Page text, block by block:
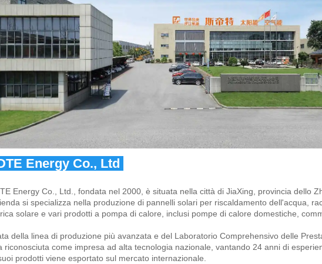
Energy Co., Ltd
Energy Co., Ltd., fondata nel 2000, è situata nella città di JiaXing, provincia dello
si specializza nella produzione di pannelli solari per riscaldamento dell'acqua,
solare e vari prodotti a pompa di calore, inclusi pompe di calore domestiche,
della linea di produzione più avanzata e del Laboratorio Comprehensivo delle
riconosciuta come impresa ad alta tecnologia nazionale, vantando 24 anni di
prodotti viene esportato sul mercato internazionale.